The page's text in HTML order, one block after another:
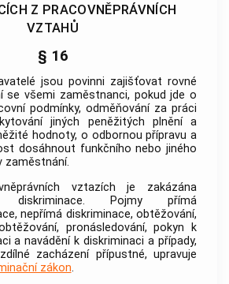
Z PRACOVNĚPRÁVNÍCH
VZTAHŮ
§ 16
jsou povinni zajišťovat rovné
se všemi zaměstnanci, pokud jde o
podmínky, odměňování za práci
jiných peněžitých plnění a
hodnoty, o odbornou přípravu a
dosáhnout funkčního nebo jiného
zaměstnání.
vztazích je zakázána
diskriminace. Pojmy přímá
nepřímá diskriminace, obtěžování,
pronásledování, pokyn k
a navádění k diskriminaci a případy,
zacházení přípustné, upravuje
zákon.